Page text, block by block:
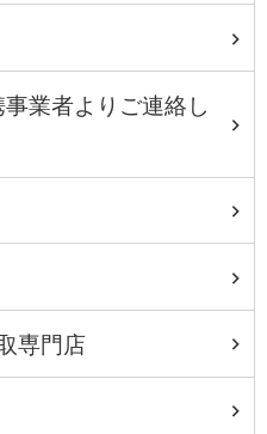
業者よりご連絡し
専門店